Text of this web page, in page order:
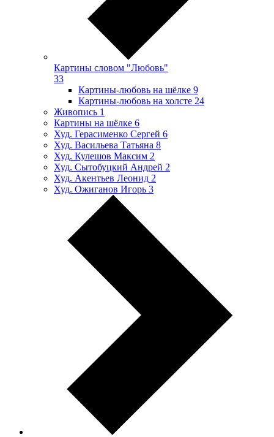
Картины словом "Любовь"
33
Картины-любовь на шёлке 9
Картины-любовь на холсте 24
Живопись 1
Картины на шёлке 6
Худ. Герасименко Сергей 6
Худ. Васильева Татьяна 8
Худ. Кулешов Максим 2
Худ. Сытобуцкий Андрей 2
Худ. Акентьев Леонид 2
Худ. Ожиганов Игорь 3